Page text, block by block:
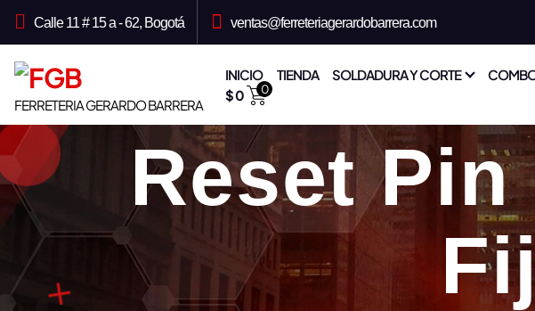
t
o
n
t
n
Calle 11 # 15 a - 62, Bogotá ventas@ferreteriagerardobarrera.com
FERRETERIA GERARDO BARRERA
INICIO TIENDA SOLDADURA Y CORTE
$0 0
Reset